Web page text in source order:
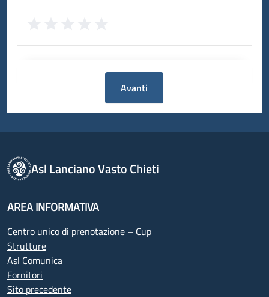
Avanti
Asl Lanciano Vasto Chieti
AREA INFORMATIVA
Centro unico di prenotazione – Cup
Strutture
Asl Comunica
Fornitori
Sito precedente